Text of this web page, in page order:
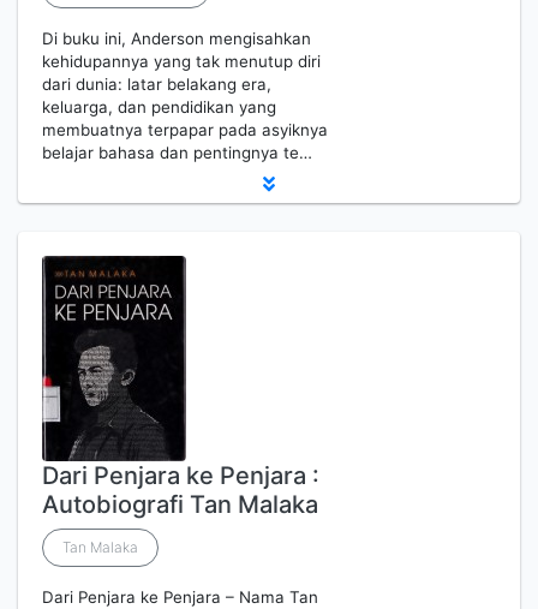
Di buku ini, Anderson mengisahkan
kehidupannya yang tak menutup diri
dari dunia: latar belakang era,
keluarga, dan pendidikan yang
membuatnya terpapar pada asyiknya
belajar bahasa dan pentingnya te…
Dari Penjara ke Penjara :
Autobiografi Tan Malaka
Tan Malaka
Dari Penjara ke Penjara – Nama Tan